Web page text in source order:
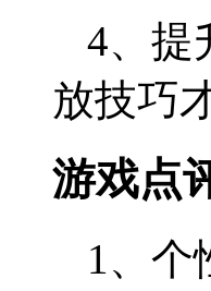
4、提
放技巧
游戏点
1、个